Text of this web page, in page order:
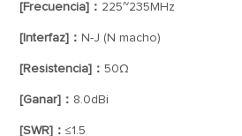
[Frecuencia]： 225~235MHz
[Interfaz]： N-J (N macho)
[Resistencia]：50Ω
[Ganar]： 8.0dBi
[SWR]：≤1.5